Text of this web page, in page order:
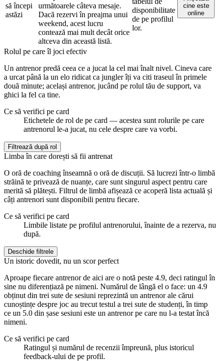
să începi
astăzi
următoarele câteva mesaje.
Dacă rezervi în preajma unui
weekend, acest lucru
contează mai mult decât orice
altceva din această listă.
disponibilitate
de pe profilul
lor.
cine este
online
Rolul pe care îl joci efectiv
Un antrenor predă ceea ce a jucat la cel mai înalt nivel. Cineva care
a urcat până la un elo ridicat ca jungler îți va citi traseul în primele
două minute; același antrenor, jucând pe rolul tău de support, va
ghici la fel ca tine.
Ce să verifici pe card
Etichetele de rol de pe card — acestea sunt rolurile pe care
antrenorul le-a jucat, nu cele despre care va vorbi.
Filtrează după rol
Limba în care dorești să fii antrenat
O oră de coaching înseamnă o oră de discuții. Să lucrezi într-o limbă
străină te privează de nuanțe, care sunt singurul aspect pentru care
merită să plătești. Filtrul de limbă afișează ce acoperă lista actuală și
câți antrenori sunt disponibili pentru fiecare.
Ce să verifici pe card
Limbile listate pe profilul antrenorului, înainte de a rezerva, nu
după.
Deschide filtrele
Un istoric dovedit, nu un scor perfect
Aproape fiecare antrenor de aici are o notă peste 4.9, deci ratingul în
sine nu diferențiază pe nimeni. Numărul de lângă el o face: un 4.9
obținut din trei sute de sesiuni reprezintă un antrenor ale cărui
cunoștințe despre joc au trecut testul a trei sute de studenți, în timp
ce un 5.0 din șase sesiuni este un antrenor pe care nu l-a testat încă
nimeni.
Ce să verifici pe card
Ratingul și numărul de recenzii împreună, plus istoricul
feedback-ului de pe profil.